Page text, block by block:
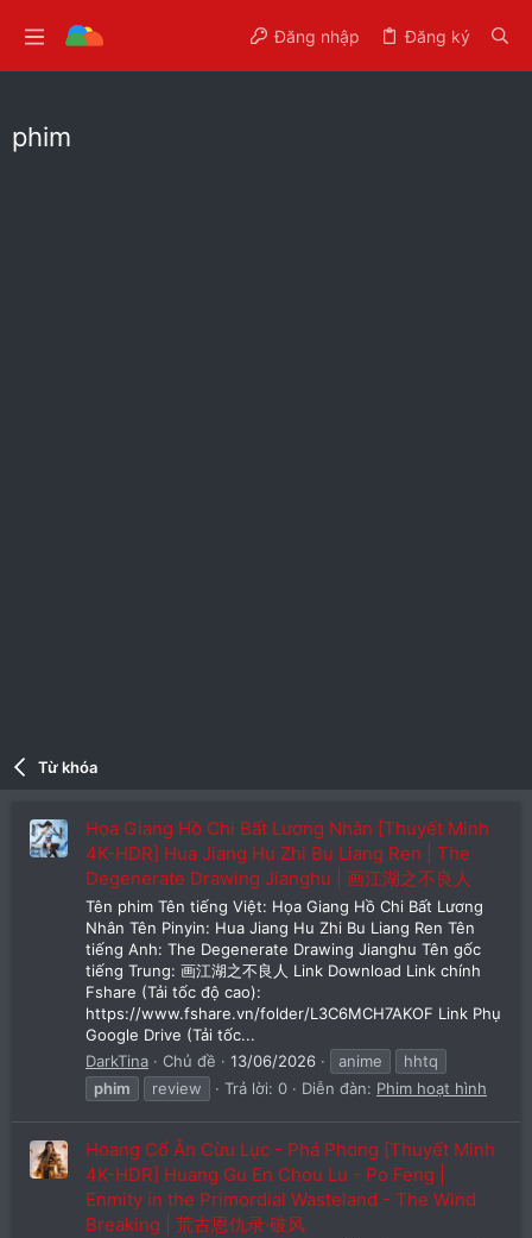
Đăng nhập Đăng ký
phim
Từ khóa
Họa Giang Hồ Chi Bất Lương Nhân [Thuyết Minh
4K-HDR] Hua Jiang Hu Zhi Bu Liang Ren | The
Degenerate Drawing Jianghu | 画江湖之不良人
Tên phim Tên tiếng Việt: Họa Giang Hồ Chi Bất Lương
Nhân Tên Pinyin: Hua Jiang Hu Zhi Bu Liang Ren Tên
tiếng Anh: The Degenerate Drawing Jianghu Tên gốc
tiếng Trung: 画江湖之不良人 Link Download Link chính
Fshare (Tải tốc độ cao):
https://www.fshare.vn/folder/L3C6MCH7AKOF Link Phụ
Google Drive (Tải tốc...
DarkTina
Chủ đề 13/06/2026 anime
hhtq
phim
review Trả lời: 0 Diễn đàn: Phim hoạt hình
Hoang Cổ Ân Cừu Lục - Phá Phong [Thuyết Minh
4K-HDR] Huang Gu En Chou Lu - Po Feng |
Enmity in the Primordial Wasteland - The Wind
Breaking | 荒古恩仇录·破风